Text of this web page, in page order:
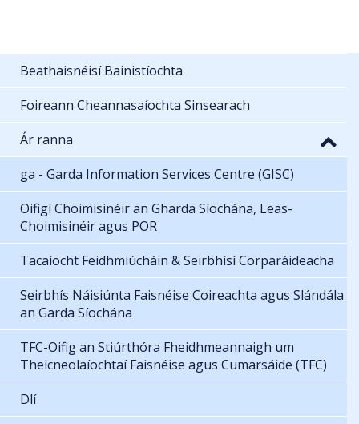
Beathaisnéisí Bainistíochta
Foireann Cheannasaíochta Sinsearach
Ár ranna
ga - Garda Information Services Centre (GISC)
Oifigí Choimisinéir an Gharda Síochána, Leas-
Choimisinéir agus POR
Tacaíocht Feidhmiúcháin & Seirbhísí Corparáideacha
Seirbhís Náisiúnta Faisnéise Coireachta agus Slándála
an Garda Síochána
TFC-Oifig an Stiúrthóra Fheidhmeannaigh um
Theicneolaíochtaí Faisnéise agus Cumarsáide (TFC)
Dlí